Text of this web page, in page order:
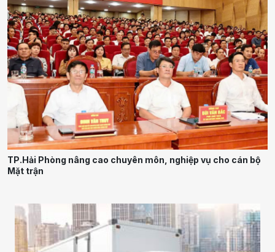
TP.Hải Phòng nâng cao chuyên môn, nghiệp vụ cho cán bộ
Mặt trận